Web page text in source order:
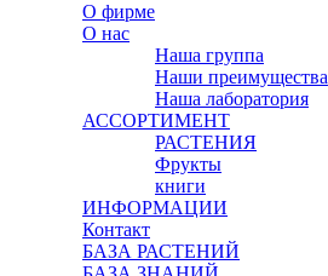
О фирме
О нас
Наша группа
Наши преимущества
Наша лаборатория
АССОРТИМЕНТ
РАСТЕНИЯ
Фрукты
книги
ИНФОРМАЦИИ
Контакт
БАЗА РАСТЕНИЙ